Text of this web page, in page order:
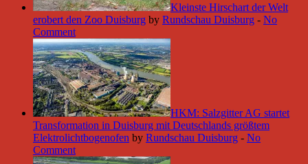
Kleinste Hirschart der Welt
erobert den Zoo Duisburg by Rundschau Duisburg - No
Comment
HKM: Salzgitter AG startet
Transformation in Duisburg mit Deutschlands größtem
Elektrolichtbogenofen by Rundschau Duisburg - No
Comment